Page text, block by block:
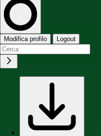
Modifica profilo Logout